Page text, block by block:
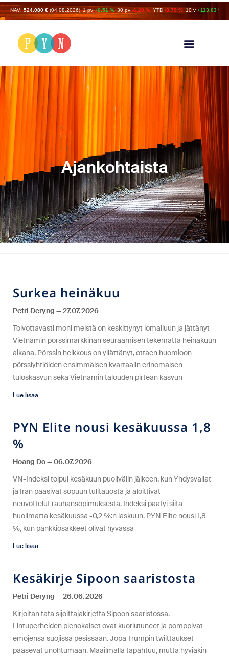
NAV: 524.080 € (04.08.2026) 1 pv +0.51 % 30 pv -6.20 % YTD -8.79 % 10 v +113.03 %
Ajankohtaista
Surkea heinäkuu
Petri Deryng
27.07.2026
Toivottavasti moni meistä on keskittynyt lomailuun ja jättänyt
Vietnamin pörssimarkkinan seuraamisen tekemättä heinäkuun
aikana. Pörssin heikkous on yllättänyt, ottaen huomioon
pörssiyhtiöiden ensimmäisen kvartaalin erinomaisen
tuloskasvun sekä Vietnamin talouden pirteän kasvun
Lue lisää
PYN Elite nousi kesäkuussa 1,8
%
Hoang Do
06.07.2026
VN-Indeksi toipui kesäkuun puolivälin jälkeen, kun Yhdysvallat
ja Iran pääsivät sopuun tulitauosta ja aloittivat
neuvottelut rauhansopimuksesta. Indeksi päätyi siitä
huolimatta kesäkuussa -0,2 %:n laskuun. PYN Elite nousi 1,8
%, kun pankkiosakkeet olivat hyvässä
Lue lisää
Kesäkirje Sipoon saaristosta
Petri Deryng
26.06.2026
Kirjoitan tätä sijoittajakirjettä Sipoon saaristossa.
Lintuperheiden pienokaiset ovat kuoriutuneet ja pomppivat
emojensa suojissa pesissään. Jopa Trumpin twiittaukset
pääsevät unohtumaan. Maailmalla tapahtuu, mutta hyviäkin